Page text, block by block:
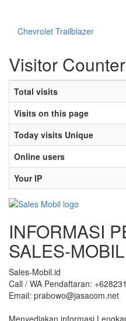
Chevrolet Trailblazer
Visitor Counter
Total visits
Visits on this page
Today visits Unique
Online users
Your IP
INFORMASI
SALES-
Sales-Mobil.id
Call / WA Pendaftaran:
Email: prabowo@jasacom.net
Menyediakan informasi